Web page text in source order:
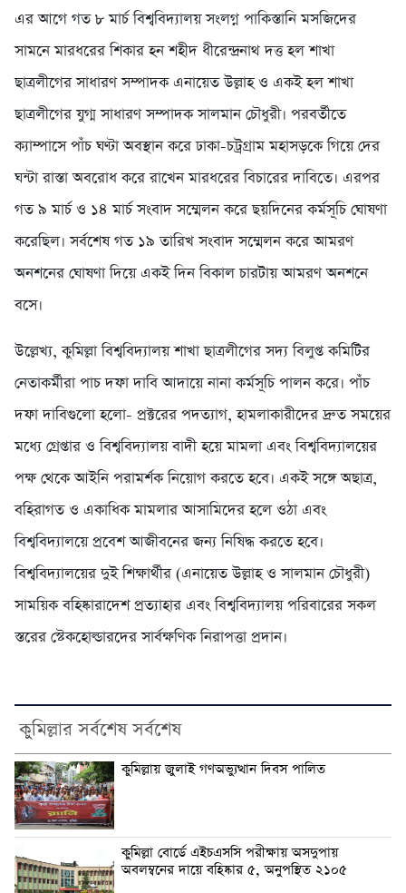
এর আগে গত ৮ মার্চ বিশ্ববিদ্যালয় সংলগ্ন পাকিস্তানি মসজিদের
সামনে মারধরের শিকার হন শহীদ ধীরেন্দ্রনাথ দত্ত হল শাখা
ছাত্রলীগের সাধারণ সম্পাদক এনায়েত উল্লাহ ও একই হল শাখা
ছাত্রলীগের যুগ্ম সাধারণ সম্পাদক সালমান চৌধুরী। পরবর্তীতে
ক্যাম্পাসে পাঁচ ঘণ্টা অবস্থান করে ঢাকা-চট্রগ্রাম মহাসড়কে গিয়ে দের
ঘন্টা রাস্তা অবরোধ করে রাখেন মারধরের বিচারের দাবিতে। এরপর
গত ৯ মার্চ ও ১৪ মার্চ সংবাদ সম্মেলন করে ছয়দিনের কর্মসূচি ঘোষণা
করেছিল। সর্বশেষ গত ১৯ তারিখ সংবাদ সম্মেলন করে আমরণ
অনশনের ঘোষণা দিয়ে একই দিন বিকাল চারটায় আমরণ অনশনে
বসে।
উল্লেখ্য, কুমিল্লা বিশ্ববিদ্যালয় শাখা ছাত্রলীগের সদ্য বিলুপ্ত কমিটির
নেতাকর্মীরা পাচ দফা দাবি আদায়ে নানা কর্মসূচি পালন করে। পাঁচ
দফা দাবিগুলো হলো- প্রক্টরের পদত্যাগ, হামলাকারীদের দ্রুত সময়ের
মধ্যে গ্রেপ্তার ও বিশ্ববিদ্যালয় বাদী হয়ে মামলা এবং বিশ্ববিদ্যালয়ের
পক্ষ থেকে আইনি পরামর্শক নিয়োগ করতে হবে। একই সঙ্গে অছাত্র,
বহিরাগত ও একাধিক মামলার আসামিদের হলে ওঠা এবং
বিশ্ববিদ্যালয়ে প্রবেশ আজীবনের জন্য নিষিদ্ধ করতে হবে।
বিশ্ববিদ্যালয়ের দুই শিক্ষার্থীর (এনায়েত উল্লাহ ও সালমান চৌধুরী)
সাময়িক বহিষ্কারাদেশ প্রত্যাহার এবং বিশ্ববিদ্যালয় পরিবারের সকল
স্তরের স্টেকহোল্ডারদের সার্বক্ষণিক নিরাপত্তা প্রদান।
কুমিল্লার সর্বশেষ সর্বশেষ
কুমিল্লায় জুলাই গণঅভ্যুত্থান দিবস পালিত
কুমিল্লা বোর্ডে এইচএসসি পরীক্ষায় অসদুপায়
অবলম্বনের দায়ে বহিষ্কার ৫, অনুপস্থিত ২১০৫